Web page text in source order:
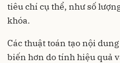
tiêu chí cụ thể, như số
khóa.
Các thuật toán tạo nội
biến hơn do tính hiệu quả